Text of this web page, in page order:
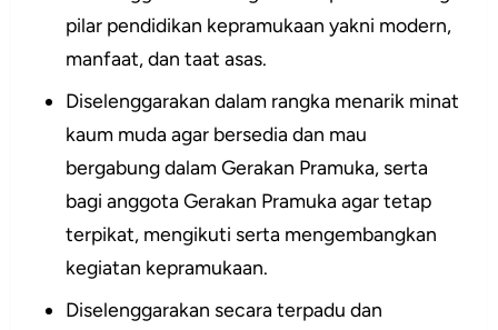
pilar pendidikan kepramukaan yakni modern,
manfaat, dan taat asas.
Diselenggarakan dalam rangka menarik minat
kaum muda agar bersedia dan mau
bergabung dalam Gerakan Pramuka, serta
bagi anggota Gerakan Pramuka agar tetap
terpikat, mengikuti serta mengembangkan
kegiatan kepramukaan.
Diselenggarakan secara terpadu dan